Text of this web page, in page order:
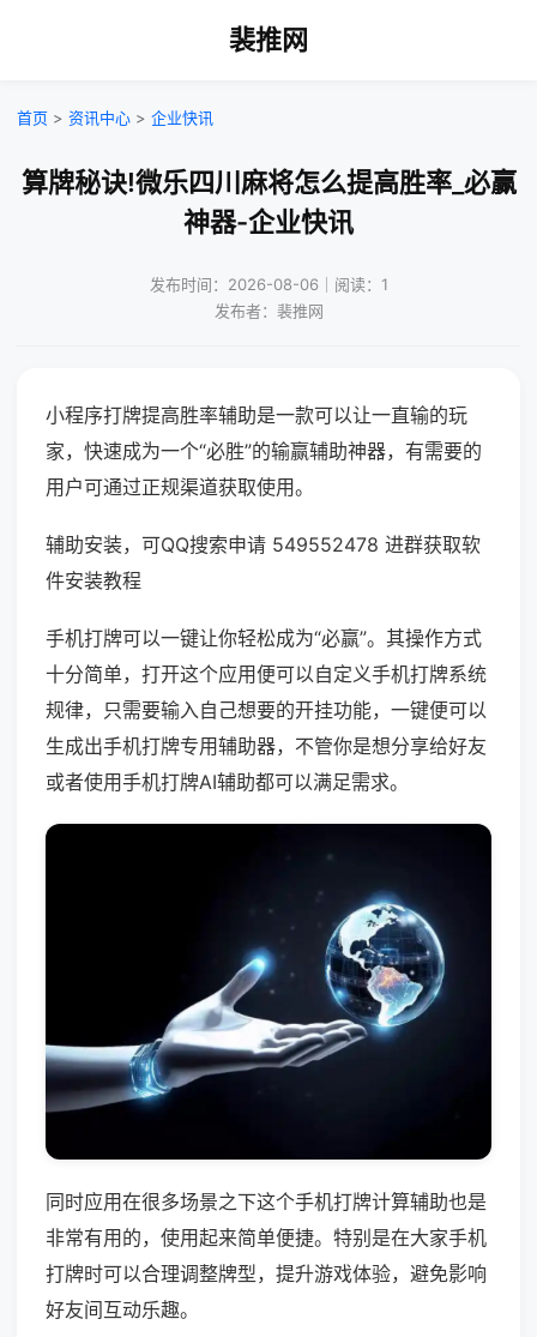
裴推网
首页 > 资讯中心 > 企业快讯
算牌秘诀!微乐四川麻将怎么提高胜率_必赢
神器-企业快讯
发布时间：2026-08-06｜阅读：1
发布者：裴推网
小程序打牌提高胜率辅助是一款可以让一直输的玩
家，快速成为一个“必胜”的输赢辅助神器，有需要的
用户可通过正规渠道获取使用。
辅助安装，可QQ搜索申请 549552478 进群获取软
件安装教程
手机打牌可以一键让你轻松成为“必赢”。其操作方式
十分简单，打开这个应用便可以自定义手机打牌系统
规律，只需要输入自己想要的开挂功能，一键便可以
生成出手机打牌专用辅助器，不管你是想分享给好友
或者使用手机打牌AI辅助都可以满足需求。
同时应用在很多场景之下这个手机打牌计算辅助也是
非常有用的，使用起来简单便捷。特别是在大家手机
打牌时可以合理调整牌型，提升游戏体验，避免影响
好友间互动乐趣。